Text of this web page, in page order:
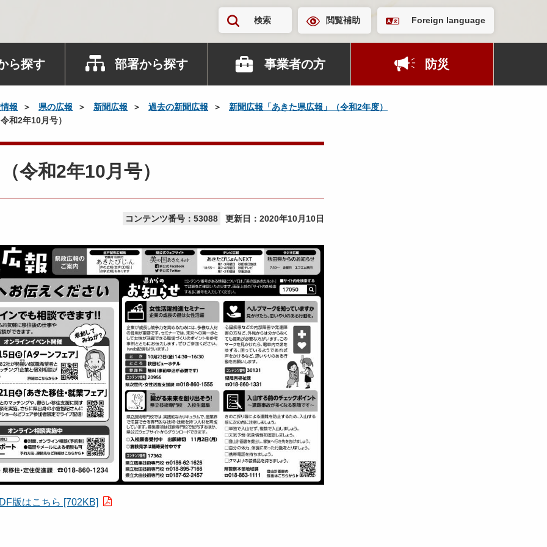
検索 閲覧補助 Foreign language
ら探す 部署から探す 事業者の方 防災
報 県の広報 新聞広報 過去の新聞広報
新聞広報「あきた県広報」（令和2年度）
和2年10月号）
令和2年10月号）
コンテンツ番号：53088 更新日： 2020年10月10日
版はこちら [702KB]